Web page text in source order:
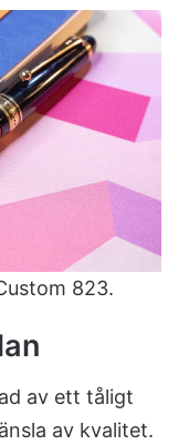
823.
av ett tåligt
av kvalitet.